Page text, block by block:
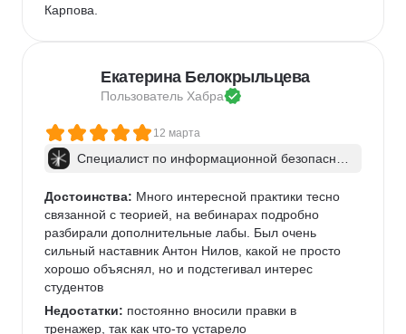
Карпова.
Екатерина Белокрыльцева
Пользователь Хабра
12 марта
Специалист по информационной безопаснос
Достоинства: Много интересной практики тесно
связанной с теорией, на вебинарах подробно
разбирали дополнительные лабы. Был очень
сильный наставник Антон Нилов, какой не просто
хорошо объяснял, но и подстегивал интерес
студентов
Недостатки: постоянно вносили правки в
тренажер, так как что-то устарело